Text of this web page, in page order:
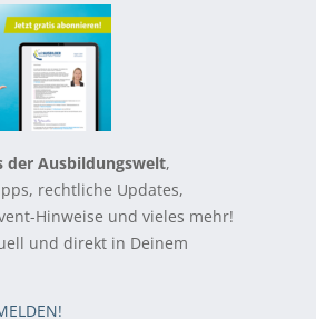
der Ausbildungswelt,
rechtliche Updates,
Hinweise und vieles mehr!
und direkt in Deinem